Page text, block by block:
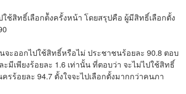
ช้สิทธิ์เลือกต้ังครั้งหน้า โดยสรุปคือ ผู้มีสิทธิ์เลือกตั้ง
ะออกไปใช้สิทธิ์หรือไม่ ประชาชนร้อยละ 90.8 ตอบ
มีเพียงร้อยละ 1.6 เท่านั้น ที่ตอบว่า จะไม่ไปใช้สิทธิ์
ร้อยละ 94.7 ตั้งใจจะไปเลือกตั้งมากกว่าคนภา